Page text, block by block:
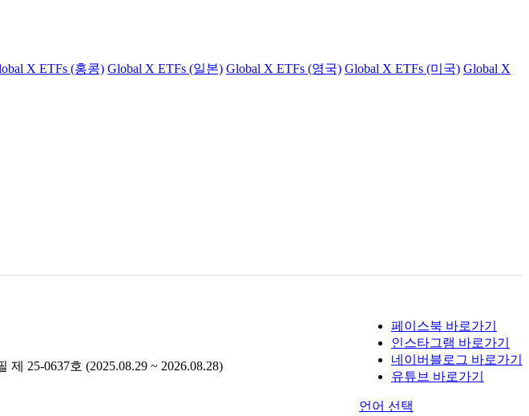
X ETFs (홍콩) Global X ETFs (일본) Global X ETFs (영국) Global X ETFs (미국) Global X
25-0637호 (2025.08.29 ~ 2026.08.28)
페이스북 바로가기
인스타그램 바로가기
네이버블로그 바로가기
유튜브 바로가기
언어 선택